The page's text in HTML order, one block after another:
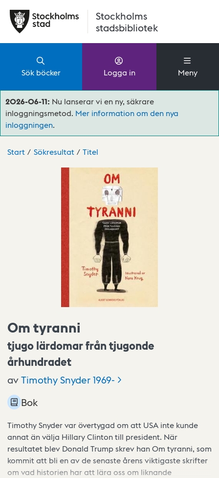
Stockholms
stadsbibliotek
Sök böcker Logga in Meny
2026-06-11: Nu lanserar vi en ny, säkrare
inloggningsmetod. Mer information om den nya
inloggningen.
Start Sökresultat Titel
Om tyranni
tjugo lärdomar från tjugonde
århundradet
avTimothy Snyder1969-
Bok
Timothy Snyder var övertygad om att USA inte kunde
annat än välja Hillary Clinton till president. När
resultatet blev Donald Trump skrev han Om tyranni, som
kommit att bli en av de senaste årens viktigaste skrifter
om vad historien har att lära oss om liknande